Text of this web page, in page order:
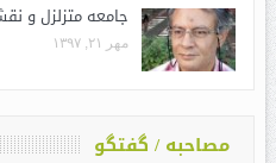
جامعه متزلزل و
مهر ۲۱, ۱۳۹۷
مصاحبه / گفتگو